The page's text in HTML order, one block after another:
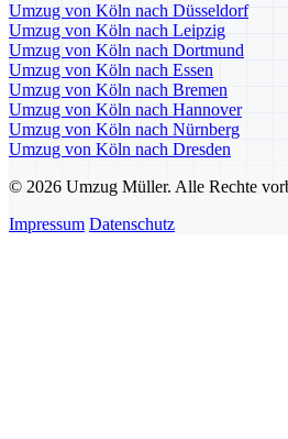
Umzug von Köln nach Düsseldorf
Umzug von Köln nach Leipzig
Umzug von Köln nach Dortmund
Umzug von Köln nach Essen
Umzug von Köln nach Bremen
Umzug von Köln nach Hannover
Umzug von Köln nach Nürnberg
Umzug von Köln nach Dresden
© 2026 Umzug Müller. Alle Rechte
Impressum Datenschutz